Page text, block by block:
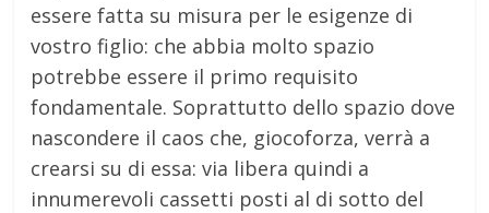
essere fatta su misura per le esigenze di
vostro figlio: che abbia molto spazio
potrebbe essere il primo requisito
fondamentale. Soprattutto dello spazio dove
nascondere il caos che, giocoforza, verrà a
crearsi su di essa: via libera quindi a
innumerevoli cassetti posti al di sotto del